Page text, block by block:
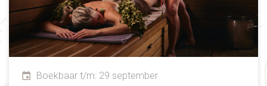
Boekbaar t/m: 29 september